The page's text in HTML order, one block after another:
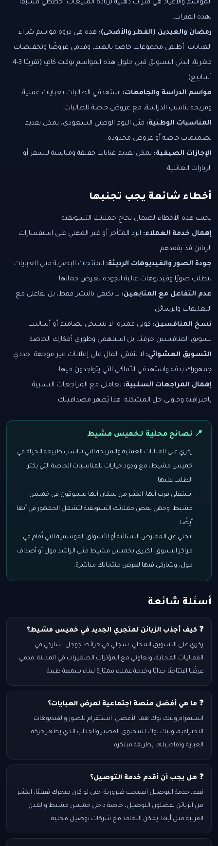
المواسم والأعياد هي فترات ذهبية لزيادة المبيعات. خططي مسبقًا
لهذه الفترات.
رمضان والعيدين (الفطر والأضحى): هذه هي ذروة مواسم شراء
العبايات. أطلقي مجموعات خاصة بالعيد، وقدمي عروضًا وتخفيضات
مغرية. ابدئي التسويق قبل حلول هذه المواسم بوقت كافٍ (تقريبًا 3-4
أسابيع).
مواسم الدراسة والجامعات: استهدفي الطالبات بعبايات عملية
ومريحة تناسب الدراسة، مع عروض خاصة للطالبات.
المناسبات الوطنية: مثل اليوم الوطني السعودي، يمكن تقديم
تصميمات خاصة أو عروض محدودة.
الإجازات الصيفية: يمكن تقديم عبايات خفيفة ومناسبة للسفر أو
الزيارات العائلية.
أخطاء شائعة يجب تجنبها
تجنب هذه الأخطاء لضمان نجاح حملاتك التسويقية:
إهمال خدمة العملاء: الرد المتأخر أو غير المهني على استفسارات
الزبائن قد يفقدهم.
جودة الصور والفيديوهات الرديئة: المنتجات البصرية مثل العبايات
تتطلب صورًا وفيديوهات عالية الجودة لعرض جمالها.
عدم التفاعل مع المتابعين: لا تكتفي بالنشر فقط، بل تفاعلي مع
التعليقات والرسائل.
نسخ المنافسين: كوني مميزة. لا تنسخي تصاميم أو أساليب
تسويق المنافسين حرفيًا، بل استلهمي وطوري أفكارك الخاصة.
التسويق العشوائي: لا تنفقي المال على إعلانات غير موجهة. حددي
جمهورك بدقة واستهدفي الأماكن التي يتواجدون فيها.
إهمال المراجعات السلبية: تعاملي مع المراجعات السلبية
باحترافية وحاولي حل المشكلة. هذا يُظهر مصداقيتك.
📍 نصائح محلّية لـخميس مشيط
ركزي على العبايات العملية والمريحة التي تناسب طبيعة الحياة في
خميس مشيط، مع وجود خيارات للمناسبات الخاصة التي يكثر
الطلب عليها.
استغلي قرب أبها. الكثير من سكان أبها يتسوقون في خميس
مشيط. وجهي بعض حملاتك التسويقية لتشمل الجمهور في أبها
أيضًا.
ابحثي عن المعارض النسائية أو الأسواق الموسمية التي تُقام في
مراكز التسوق الكبرى بخميس مشيط مثل الراشد مول أو أصداف
مول، وشاركي فيها لعرض منتجاتك مباشرة.
أسئلة شائعة
❓ كيف أجذب الزبائن لمتجري الجديد في خميس مشيط؟
ركزي على التسويق المحلي: سجلي في خرائط جوجل، شاركي في
الفعاليات المحلية، وتعاوني مع المؤثرات الصغيرات في المدينة. قدمي
عرضًا افتتاحيًا جذابًا وخدمة عملاء ممتازة لبناء سمعة طيبة.
❓ ما هي أفضل منصة اجتماعية لعرض العبايات؟
انستقرام وتيك توك هما الأفضل. انستقرام للصور والفيديوهات
الاحترافية، وتيك توك للمحتوى القصير والجذاب الذي يظهر حركة
العباية وتفاصيلها بطريقة مبتكرة.
❓ هل يجب أن أقدم خدمة التوصيل؟
نعم، خدمة التوصيل أصبحت ضرورية. حتى لو كان متجرك فعليًا، الكثير
من الزبائن يفضلون التوصيل، خاصة داخل خميس مشيط والمدن
القريبة مثل أبها. يمكن التعاقد مع شركات توصيل محلية.